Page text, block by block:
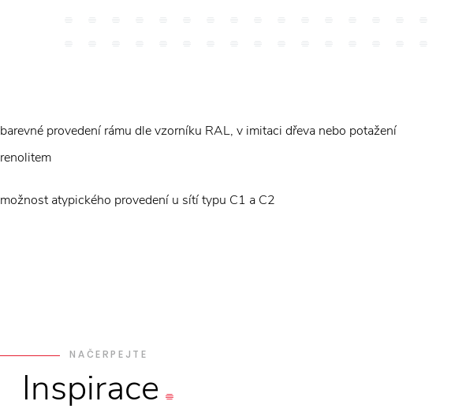
barevné provedení rámu dle vzorníku RAL, v imitaci dřeva nebo potažení
renolitem
možnost atypického provedení u sítí typu C1 a C2
NAČERPEJTE
Inspirace